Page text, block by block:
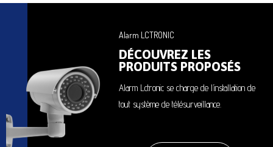
Alarm LCTRONIC
DÉCOUVREZ LES
PRODUITS PROPOSÉS
Alarm Lctronic se charge de l’installation de
tout système de télésurveillance.